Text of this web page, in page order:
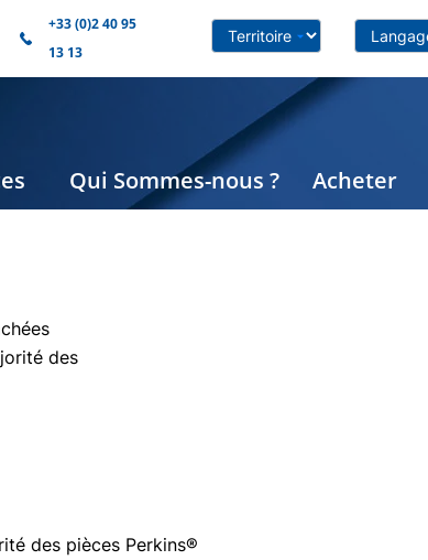
+33 (0)2 40 95
13 13
Qui Sommes-nous ? Acheter
des
des pièces Perkins®